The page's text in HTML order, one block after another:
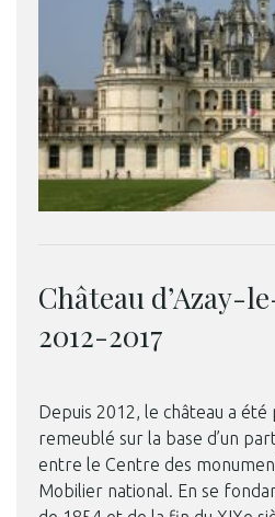
Château d’Azay-
2012-2017
Depuis 2012, le château a
remeublé sur la base d’un
entre le Centre des
Mobilier national. En se